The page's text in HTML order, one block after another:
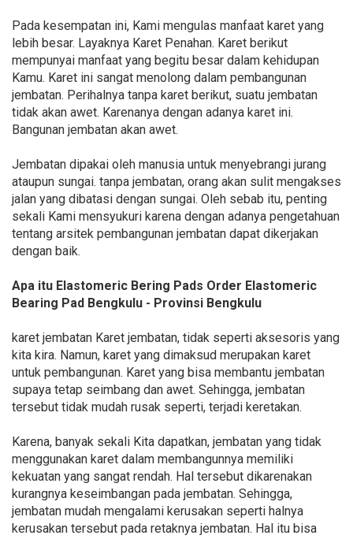
Pada kesempatan ini, Kami mengulas manfaat karet yang
lebih besar. Layaknya Karet Penahan. Karet berikut
mempunyai manfaat yang begitu besar dalam kehidupan
Kamu. Karet ini sangat menolong dalam pembangunan
jembatan. Perihalnya tanpa karet berikut, suatu jembatan
tidak akan awet. Karenanya dengan adanya karet ini.
Bangunan jembatan akan awet.
Jembatan dipakai oleh manusia untuk menyebrangi jurang
ataupun sungai. tanpa jembatan, orang akan sulit mengakses
jalan yang dibatasi dengan sungai. Oleh sebab itu, penting
sekali Kami mensyukuri karena dengan adanya pengetahuan
tentang arsitek pembangunan jembatan dapat dikerjakan
dengan baik.
Apa itu Elastomeric Bering Pads Order Elastomeric
Bearing Pad Bengkulu - Provinsi Bengkulu
karet jembatan Karet jembatan, tidak seperti aksesoris yang
kita kira. Namun, karet yang dimaksud merupakan karet
untuk pembangunan. Karet yang bisa membantu jembatan
supaya tetap seimbang dan awet. Sehingga, jembatan
tersebut tidak mudah rusak seperti, terjadi keretakan.
Karena, banyak sekali Kita dapatkan, jembatan yang tidak
menggunakan karet dalam membangunnya memiliki
kekuatan yang sangat rendah. Hal tersebut dikarenakan
kurangnya keseimbangan pada jembatan. Sehingga,
jembatan mudah mengalami kerusakan seperti halnya
kerusakan tersebut pada retaknya jembatan. Hal itu bisa